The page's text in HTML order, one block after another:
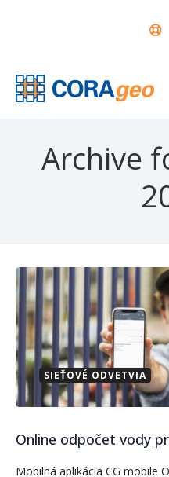
Archive
SIEŤOVÉ ODVETVIA
Online odpočet vody
Mobilná aplikácia CG mobile